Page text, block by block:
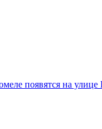
появятся на улице